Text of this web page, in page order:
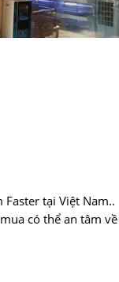
Faster tại Việt Nam..
có thể an tâm